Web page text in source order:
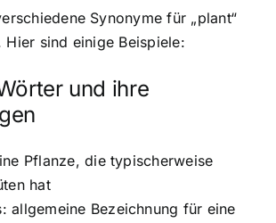
Synonyme für „plant“
Hier sind einige Beispiele:
und ihre
Pflanze, die typischerweise
hat
allgemeine Bezeichnung für eine